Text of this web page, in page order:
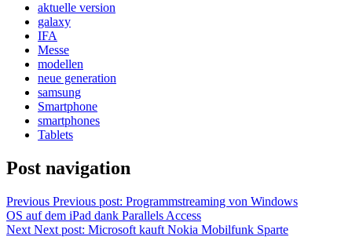
aktuelle version
galaxy
IFA
Messe
modellen
neue generation
samsung
Smartphone
smartphones
Tablets
Post navigation
Previous Previous post: Programmstreaming von Windows
OS auf dem iPad dank Parallels Access
Next Next post: Microsoft kauft Nokia Mobilfunk Sparte